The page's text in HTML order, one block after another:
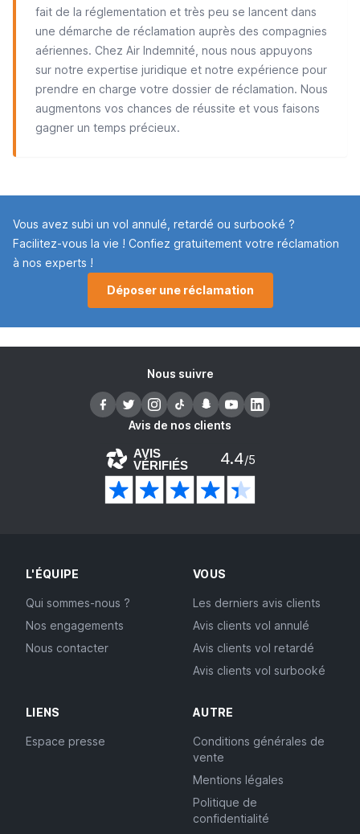
fait de la réglementation et très peu se lancent dans
une démarche de réclamation auprès des compagnies
aériennes. Chez Air Indemnité, nous nous appuyons
sur notre expertise juridique et notre expérience pour
prendre en charge votre dossier de réclamation. Nous
augmentons vos chances de réussite et vous faisons
gagner un temps précieux.
Vous avez subi un vol annulé, retardé ou surbooké ?
Facilitez-vous la vie ! Confiez gratuitement votre réclamation
à nos experts !
Déposer une réclamation
Nous suivre
Avis de nos clients
AVIS
VÉRIFIÉS 4.4/5
L'ÉQUIPE
Qui sommes-nous ?
Nos engagements
Nous contacter
VOUS
Les derniers avis clients
Avis clients vol annulé
Avis clients vol retardé
Avis clients vol surbooké
LIENS
Espace presse
AUTRE
Conditions générales de
vente
Mentions légales
Politique de
confidentialité